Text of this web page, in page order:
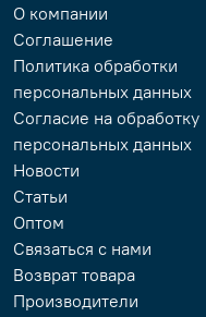
О компании
Соглашение
Политика обработки
персональных данных
Согласие на обработку
персональных данных
Новости
Статьи
Оптом
Связаться с нами
Возврат товара
Производители